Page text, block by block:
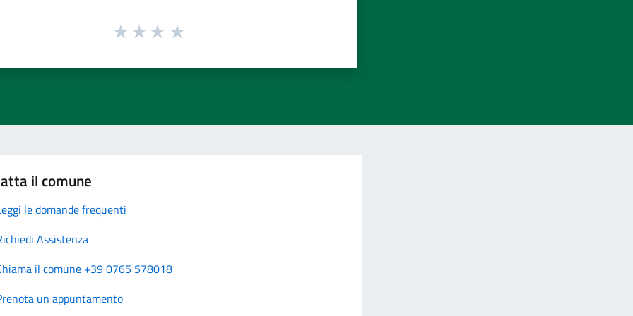
il comune
le domande frequenti
Assistenza
il comune +39 0765 578018
un appuntamento